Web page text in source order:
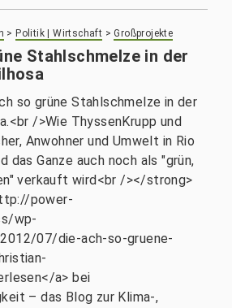
> Politik | Wirtschaft >Großprojekte
Stahlschmelze in der
so grüne Stahlschmelze in der
/>Wie ThyssenKrupp und
Anwohner und Umwelt in Rio
das Ganze auch noch als "grün,
verkauft wird<br /></strong>
power-
wp-
07/die-ach-so-gruene-
a> bei
– das Blog zur Klima-,